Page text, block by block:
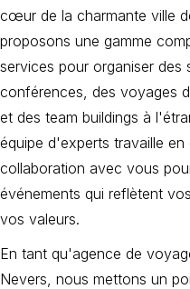
cœur de la charmante ville
proposons une gamme
services pour organiser des
conférences, des voyages
et des team buildings à
équipe d'experts travaille en
collaboration avec vous
événements qui reflètent
vos valeurs.
En tant qu'agence de
Nevers, nous mettons un